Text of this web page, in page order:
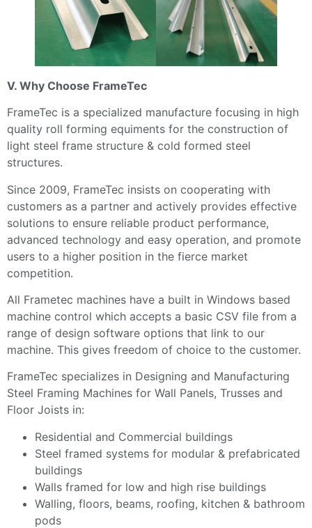
V. Why Choose FrameTec
FrameTec is a specialized manufacture focusing in high
quality roll forming equiments for the construction of
light steel frame structure & cold formed steel
structures.
Since 2009, FrameTec insists on cooperating with
customers as a partner and actively provides effective
solutions to ensure reliable product performance,
advanced technology and easy operation, and promote
users to a higher position in the fierce market
competition.
All Frametec machines have a built in Windows based
machine control which accepts a basic CSV file from a
range of design software options that link to our
machine. This gives freedom of choice to the customer.
FrameTec specializes in Designing and Manufacturing
Steel Framing Machines for Wall Panels, Trusses and
Floor Joists in:
Residential and Commercial buildings
Steel framed systems for modular & prefabricated
buildings
Walls framed for low and high rise buildings
Walling, floors, beams, roofing, kitchen & bathroom
pods